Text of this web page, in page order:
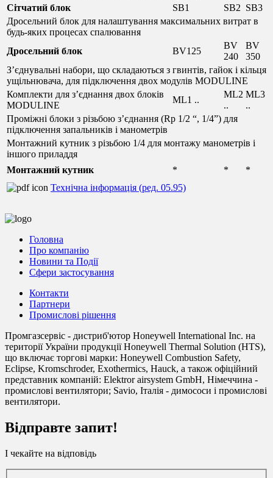
Сітчатий блок
SB1 SB2 SB3
Дросельний блок для налаштування максимальних витрат в
будь-яких процесах спалювання
Дросельний блок
BV125
BV
240
BV
350
З’єднувальні набори, що складаються з гвинтів, гайок і кільця
ущільнювача, для підключення двох модулів MODULINE
Комплекти для з’єднання двох блоків
MODULINE
ML1 ..
ML2
..
ML3
..
Проміжні блоки з різьбою з’єднання (Rp 1/2 “, 1/4”) для
підключення запальників і манометрів
Монтажний кутник з різьбою 1/4 для монтажу манометрів і
іншого приладдя
Монтажний кутник * *
*
Технічна інформація (ред. 05.95)
Головна
Про компанію
Новини та Події
Сфери застосування
Контакти
Партнери
Промислові рішення
Промгазсервіс - дистриб'ютор Honeywell International Inc. на
території України продукції Honeywell Thermal Solution (HTS),
що включає торгові марки: Honeywell Combustion Safety,
Eclipse, Kromschroder, Exothermics, Hauck, а також офіційний
представник компаній: Elektror airsystem GmbH, Німеччина -
промислові вентилятори; Savio, Італія - димососи і промислові
вентилятори.
Відправте запит!
І чекайте на відповідь